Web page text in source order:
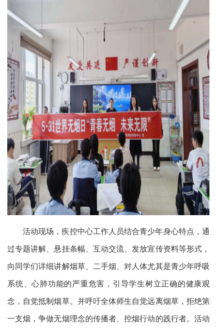
活动现场，疾控中心工作人员结合青少年身心特点，通
过专题讲解、悬挂条幅、互动交流、发放宣传资料等形式，
向同学们详细讲解烟草、二手烟、对人体尤其是青少年呼吸
系统、心肺功能的严重危害，引导学生树立正确的健康观
念，自觉抵制烟草。并呼吁全体师生自觉远离烟草，拒绝第
一支烟，争做无烟理念的传播者、控烟行动的践行者。活动